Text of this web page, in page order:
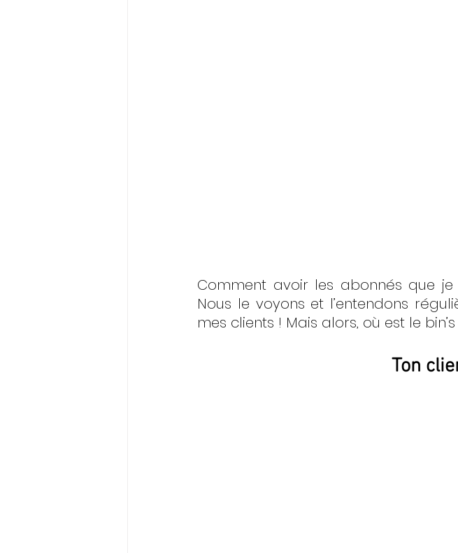
Comment avoir les abonnés que
Nous le voyons et l’entendons
mes clients ! Mais alors, où est le
Ton